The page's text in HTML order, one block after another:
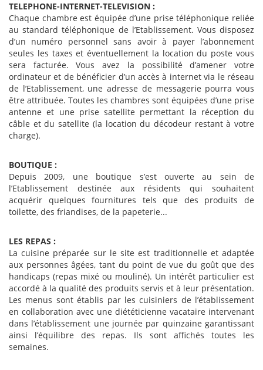
TELEPHONE-INTERNET-TELEVISION :
Chaque chambre est équipée d’une prise téléphonique reliée
au standard téléphonique de l’Etablissement. Vous disposez
d’un numéro personnel sans avoir à payer l’abonnement
seules les taxes et éventuellement la location du poste vous
sera facturée. Vous avez la possibilité d’amener votre
ordinateur et de bénéficier d’un accès à internet via le réseau
de l’Etablissement, une adresse de messagerie pourra vous
être attribuée. Toutes les chambres sont équipées d’une prise
antenne et une prise satellite permettant la réception du
câble et du satellite (la location du décodeur restant à votre
charge).
BOUTIQUE :
Depuis 2009, une boutique s’est ouverte au sein de
l’Etablissement destinée aux résidents qui souhaitent
acquérir quelques fournitures tels que des produits de
toilette, des friandises, de la papeterie...
LES REPAS :
La cuisine préparée sur le site est traditionnelle et adaptée
aux personnes âgées, tant du point de vue du goût que des
handicaps (repas mixé ou mouliné). Un intérêt particulier est
accordé à la qualité des produits servis et à leur présentation.
Les menus sont établis par les cuisiniers de l’établissement
en collaboration avec une diététicienne vacataire intervenant
dans l’établissement une journée par quinzaine garantissant
ainsi l’équilibre des repas. Ils sont affichés toutes les
semaines.